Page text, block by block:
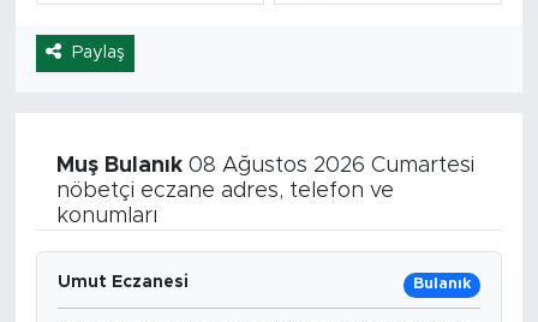
Paylaş
Muş Bulanık08 Ağustos 2026 Cumartesi
nöbetçi eczane adres, telefon ve
konumları
Umut Eczanesi Bulanık
Adaklı-Kiğı
Yayladere-Yedisu
Siyaset
Spor
Tüm Manşetler
Son Dakika Haberleri